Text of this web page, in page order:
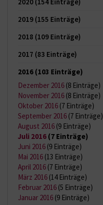
2019 (155 Einträge)
2018 (109 Einträge)
2017 (83 Einträge)
2016 (103 Einträge)
Dezember 2016 (8 Einträge)
November 2016 (8 Einträge)
Oktober 2016 (7 Einträge)
September 2016 (7 Einträge)
August 2016 (9 Einträge)
Juli 2016 (7 Einträge)
Juni 2016 (9 Einträge)
Mai 2016 (13 Einträge)
April 2016 (7 Einträge)
März 2016 (14 Einträge)
Februar 2016 (5 Einträge)
Januar 2016 (9 Einträge)